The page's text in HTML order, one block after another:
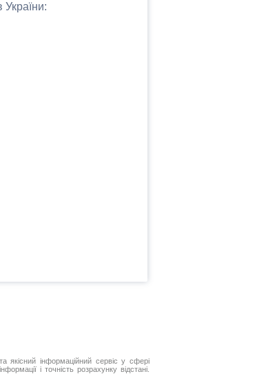
України:
якісний інформаційний сервіс у сфері
і точність розрахунку відстані.